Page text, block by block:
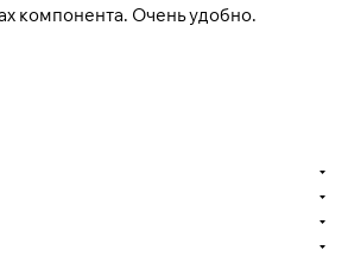
компонента. Очень удобно.